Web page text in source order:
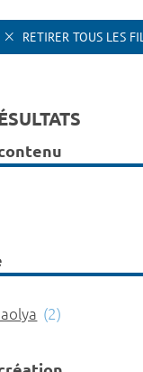
RETIRER TOUS LES
(2)